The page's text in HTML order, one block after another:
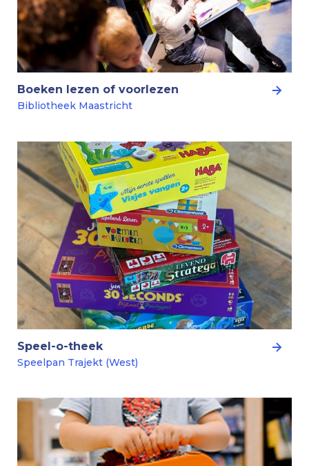
Boeken lezen of voorlezen
Bibliotheek Maastricht
Speel-o-theek
Speelpan Trajekt (West)